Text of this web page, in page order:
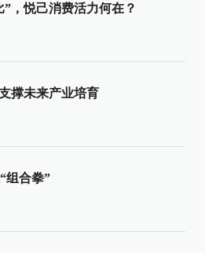
，悦己消费活力何在？
撑未来产业培育
组合拳”